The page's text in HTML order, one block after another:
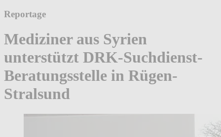
Reportage
Mediziner aus Syrien
unterstützt DRK-Suchdienst-
Beratungsstelle in Rügen-
Stralsund